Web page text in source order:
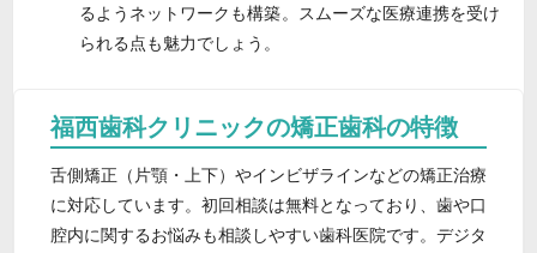
るようネットワークも構築。スムーズな医療連携を受け
られる点も魅力でしょう。
福西歯科クリニックの矯正歯科の特徴
舌側矯正（片顎・上下）やインビザラインなどの矯正治療
に対応しています。初回相談は無料となっており、歯や口
腔内に関するお悩みも相談しやすい歯科医院です。デジタ